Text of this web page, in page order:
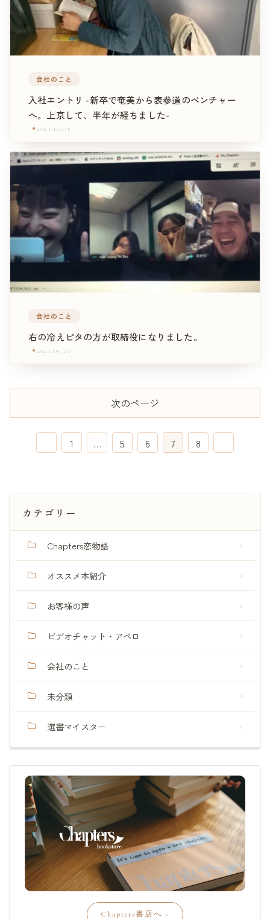
会社のこと
入社エントリ -新卒で奄美から表参道のベンチャー
へ。上京して、半年が経ちました-
2021.10.01
会社のこと
右の冷えピタの方が取締役になりました。
2021.09.10
次のページ
1 … 5 6 7 8
カテゴリー
Chapters恋物語
オススメ本紹介
お客様の声
ビデオチャット・アペロ
会社のこと
未分類
選書マイスター